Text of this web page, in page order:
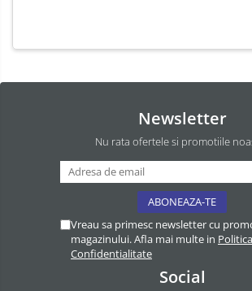
Newsletter
Nu rata ofertele si promotiile
Vreau sa primesc newsletter cu
magazinului. Afla mai multe in
Confidentialitate
Social